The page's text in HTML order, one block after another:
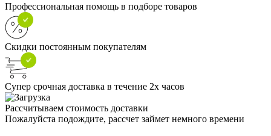
Профессиональная помощь в подборе товаров
Скидки постоянным покупателям
Супер срочная доставка в течение 2х часов
Рассчитываем стоимость доставки
Пожалуйста подождите, рассчет займет немного времени